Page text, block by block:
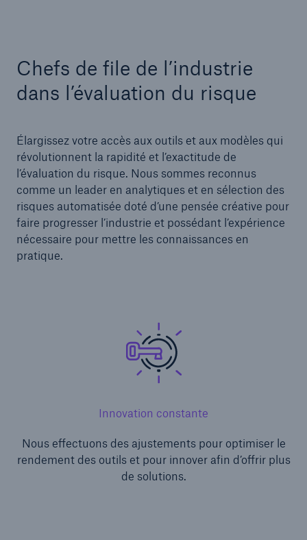
Chefs de file de l’industrie
dans l’évaluation du risque
Élargissez votre accès aux outils et aux modèles qui
révolutionnent la rapidité et l’exactitude de
l’évaluation du risque. Nous sommes reconnus
comme un leader en analytiques et en sélection des
risques automatisée doté d’une pensée créative pour
faire progresser l’industrie et possédant l’expérience
nécessaire pour mettre les connaissances en
pratique.
Innovation constante
Nous effectuons des ajustements pour optimiser le
rendement des outils et pour innover afin d’offrir plus
de solutions.